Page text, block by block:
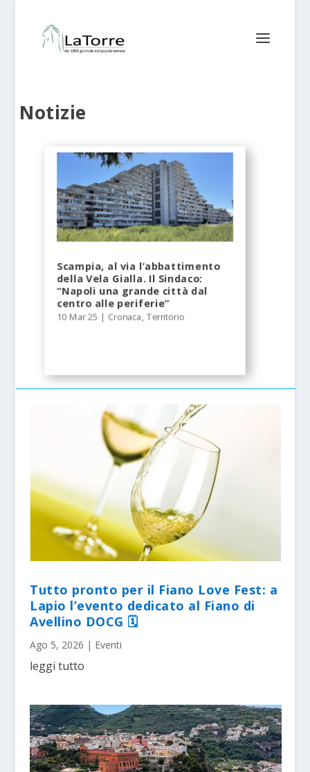
Notizie
Scampia, al via l’abbattimento
della Vela Gialla. Il Sindaco:
“Napoli una grande città dal
centro alle periferie”
10 Mar 25 | Cronaca,Territorio
Tutto pronto per il Fiano Love Fest: a
Lapio l’evento dedicato al Fiano di
Avellino DOCG 🗓
Ago 5, 2026 | Eventi
leggi tutto